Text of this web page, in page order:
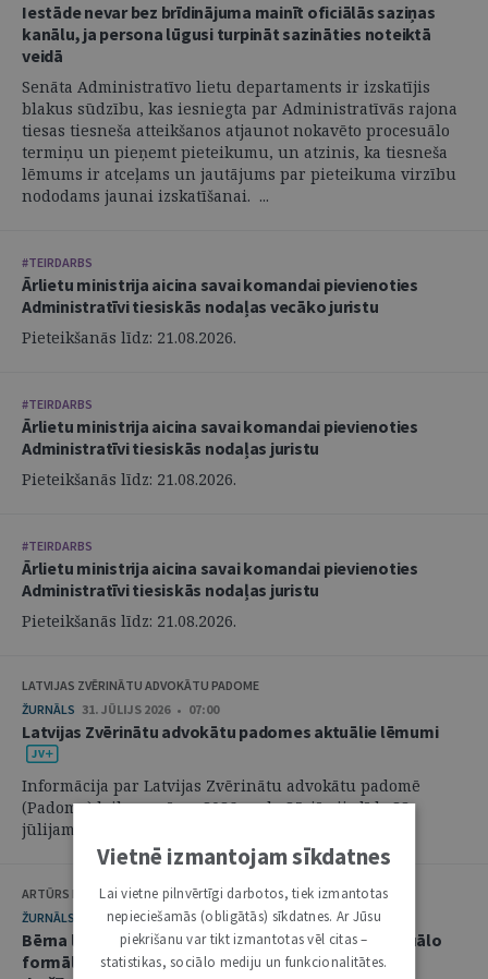
Iestāde nevar bez brīdinājuma mainīt oficiālās saziņas
kanālu, ja persona lūgusi turpināt sazināties noteiktā
veidā
Senāta Administratīvo lietu departaments ir izskatījis
blakus sūdzību, kas iesniegta par Administratīvās rajona
tiesas tiesneša atteikšanos atjaunot nokavēto procesuālo
termiņu un pieņemt pieteikumu, un atzinis, ka tiesneša
lēmums ir atceļams un jautājums par pieteikuma virzību
nododams jaunai izskatīšanai. ...
#TEIRDARBS
Ārlietu ministrija aicina savai komandai pievienoties
Administratīvi tiesiskās nodaļas vecāko juristu
Pieteikšanās līdz: 21.08.2026.
#TEIRDARBS
Ārlietu ministrija aicina savai komandai pievienoties
Administratīvi tiesiskās nodaļas juristu
Pieteikšanās līdz: 21.08.2026.
#TEIRDARBS
Ārlietu ministrija aicina savai komandai pievienoties
Administratīvi tiesiskās nodaļas juristu
Pieteikšanās līdz: 21.08.2026.
LATVIJAS ZVĒRINĀTU ADVOKĀTU PADOME
ŽURNĀLS 31. JŪLIJS 2026 • 07:00
Latvijas Zvērinātu advokātu padomes aktuālie lēmumi
Informācija par Latvijas Zvērinātu advokātu padomē
(Padome) laikposmā no 2026. gada 25. jūnija līdz 28.
jūlijam pieņemtajiem lēmumiem. ...
ARTŪRS KURBATOVS, INGA KUDEIKINA, MARTA URBĀNE
ŽURNĀLS
29. JŪLIJS 2026 • 08:00
Bērna labākās intereses civilprocesā: starp procesuālo
formālismu un pienākumu nekavējoties reaģēt uz
Vietnē izmantojam sīkdatnes
Lai vietne pilnvērtīgi darbotos, tiek izmantotas
nepieciešamās (obligātās) sīkdatnes. Ar Jūsu
piekrišanu var tikt izmantotas vēl citas –
statistikas, sociālo mediju un funkcionalitātes.